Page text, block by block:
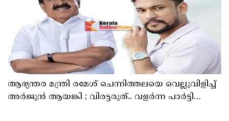
ആഭ്യന്തര മന്ത്രി രമേശ് ചെന്നിത്തലയെ വെല്ലുവിളിച്ച്
അ‍ർജുൻ ആയങ്കി ; വിരട്ടരുത്.. വളർന്ന പാർട്ടി